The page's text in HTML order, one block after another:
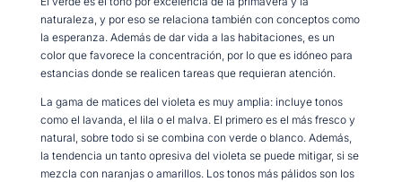
naturaleza, y por eso se relaciona también con conceptos como
la esperanza. Además de dar vida a las habitaciones, es un
color que favorece la concentración, por lo que es idóneo para
estancias donde se realicen tareas que requieran atención.
La gama de matices del violeta es muy amplia: incluye tonos
como el lavanda, el lila o el malva. El primero es el más fresco y
natural, sobre todo si se combina con verde o blanco. Además,
la tendencia un tanto opresiva del violeta se puede mitigar, si se
mezcla con naranjas o amarillos. Los tonos más pálidos son los